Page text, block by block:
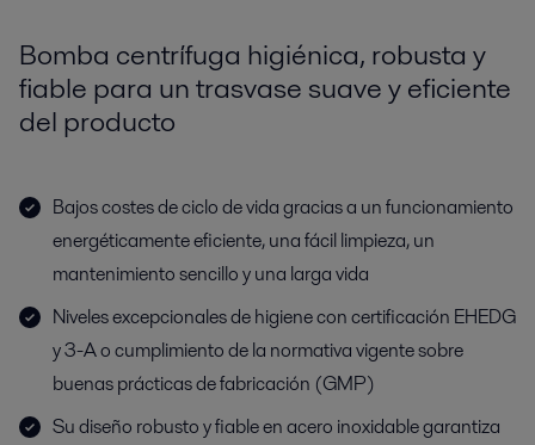
Bomba centrífuga higiénica, robusta y
fiable para un trasvase suave y eficiente
del producto
Bajos costes de ciclo de vida gracias a un funcionamiento
energéticamente eficiente, una fácil limpieza, un
mantenimiento sencillo y una larga vida
Niveles excepcionales de higiene con certificación EHEDG
y 3-A o cumplimiento de la normativa vigente sobre
buenas prácticas de fabricación (GMP)
Su diseño robusto y fiable en acero inoxidable garantiza